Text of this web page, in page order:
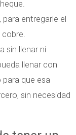
entregarle el
sin llenar ni
llenar con
que esa
sin necesidad